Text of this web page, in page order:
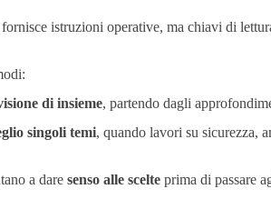
istruzioni operative, ma chiavi di
di insieme, partendo dagli
singoli temi, quando lavori su sicurezza,
a daresenso alle scelte prima di passare